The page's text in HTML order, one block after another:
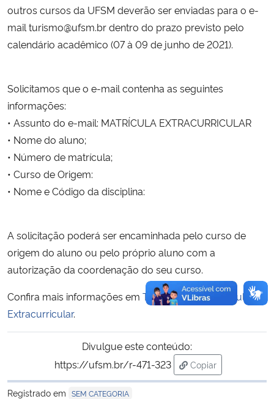
outros cursos da UFSM deverão ser enviadas para o e-
mail turismo@ufsm.br dentro do prazo previsto pelo
calendário acadêmico (07 à 09 de junho de 2021).
Solicitamos que o e-mail contenha as seguintes
informações:
• Assunto do e-mail: MATRÍCULA EXTRACURRICULAR
• Nome do aluno;
• Número de matrícula;
• Curso de Origem:
• Nome e Código da disciplina:
A solicitação poderá ser encaminhada pelo curso de
origem do aluno ou pelo próprio aluno com a
autorização da coordenação do seu curso.
Confira mais informações em Tutorial sobre Matrícula
Extracurricular.
Divulgue este conteúdo:
https://ufsm.br/r-471-323
Copiar
para área de
Registrado em SEM CATEGORIA